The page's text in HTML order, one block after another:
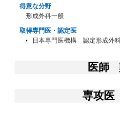
得意な分野
形成外科一般
取得専門医・認定医
日本専門医機構 認定形成外
医師
専攻医